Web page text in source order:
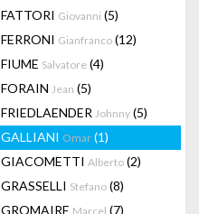
FATTORI Giovanni (5)
FERRONI Gianfranco (12)
FIUME Salvatore (4)
FORAIN Jean (5)
FRIEDLAENDER Johnny (5)
GALLIANI Omar (1)
GIACOMETTI Alberto (2)
GRASSELLI Stefano (8)
GROMAIRE Marcel (7)